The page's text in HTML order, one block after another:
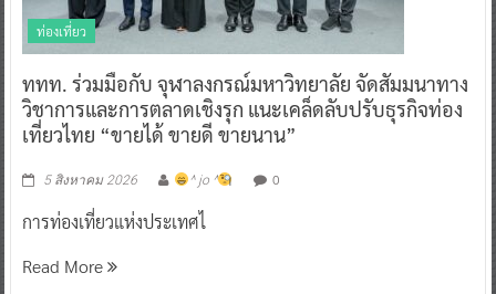
ท่องเที่ยว
ททท. ร่วมมือกับ จุฬาลงกรณ์มหาวิทยาลัย จัดสัมมนาทาง
วิชาการและการตลาดเชิงรุก แนะเคล็ดลับปรับธุรกิจท่อง
เที่ยวไทย “ขายได้ ขายดี ขายนาน”
5 สิงหาคม 2026 ^ jo ^ 0
การท่องเที่ยวแห่งประเทศไ
Read More